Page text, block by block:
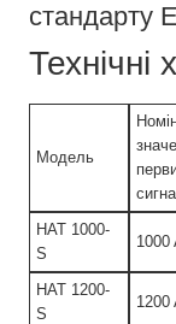
стандарту
Технічні
Модель
HAT 1000-
S
1000
HAT 1200-
S
1200